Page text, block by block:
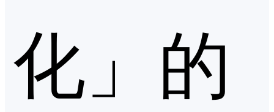
化」的